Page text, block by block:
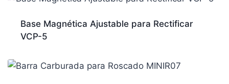
Base Magnética Ajustable para Rectificar
VCP-5